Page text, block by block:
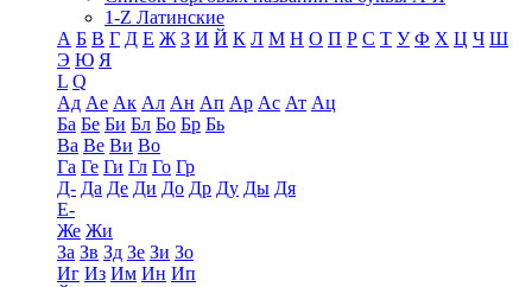
1-Z Латинские
А Б В Г Д Е Ж З И Й К Л М Н О П Р С Т У Ф Х Ц Ч Ш
Э Ю Я
L Q
Ад Ае Ак Ал Ан Ап Ар Ас Ат Ац
Ба Бе Би Бл Бо Бр Бь
Ва Ве Ви Во
Га Ге Ги Гл Го Гр
Д- Да Де Ди До Др Ду Ды Дя
Е-
Же Жи
За Зв Зд Зе Зи Зо
Иг Из Им Ин Ип